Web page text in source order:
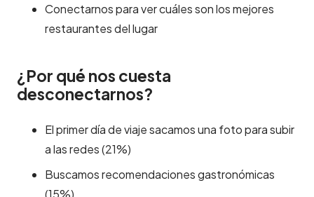
Conectarnos para ver cuáles son los mejores
restaurantes del lugar
¿Por qué nos cuesta
desconectarnos?
El primer día de viaje sacamos una foto para subir
a las redes (21%)
Buscamos recomendaciones gastronómicas
(15%)